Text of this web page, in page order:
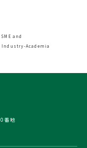
and
Academia
番地